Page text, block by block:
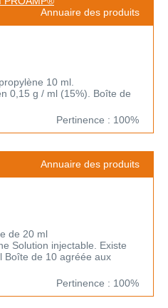
Annuaire des produits
10 ml.
0,15 g / ml (15%). Boîte de
Pertinence : 100%
Annuaire des produits
de 20 ml
Solution injectable. Existe
Boîte de 10 agréée aux
Pertinence : 100%